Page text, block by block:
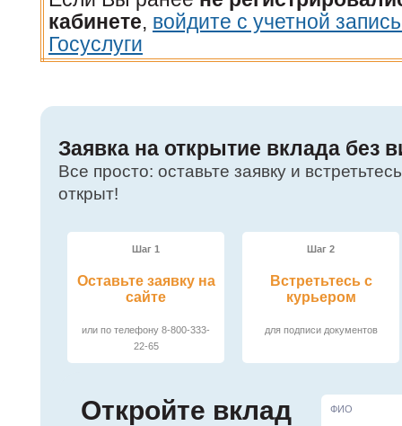
кабинете, войдите с учетной
Госуслуги
Заявка на открытие вклада без
Все просто: оставьте заявку и
открыт!
Шаг 1
Оставьте заявку на
сайте
или по телефону 8-800-333-
22-65
Шаг 2
Встретьтесь с
курьером
для подписи документов
Откройте вклад